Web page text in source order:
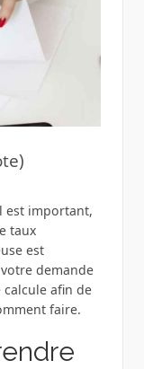
est important,
taux
est
demande
calcule afin de
faire.